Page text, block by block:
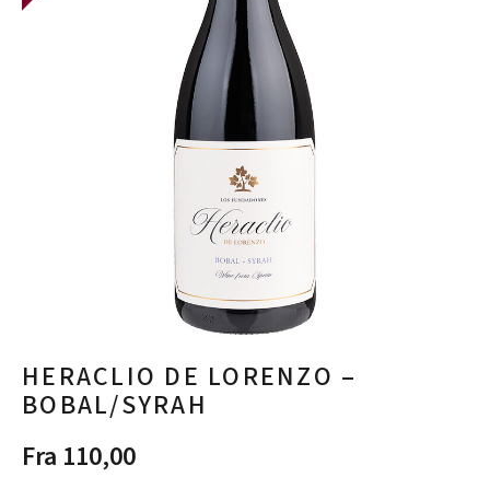
HERACLIO DE LORENZO –
BOBAL/SYRAH
Fra 110,00